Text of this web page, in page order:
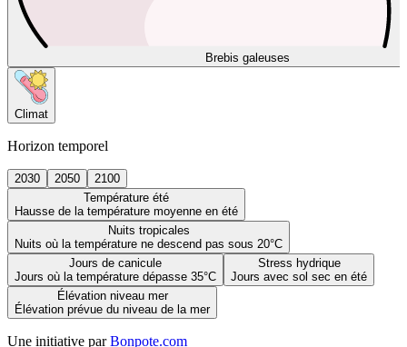
Brebis galeuses
Climat
Horizon temporel
2030 2050
2100
Température été
Hausse de la température moyenne en été
Nuits tropicales
Nuits où la température ne descend pas sous 20°C
Jours de canicule
Jours où la température dépasse 35°C
Stress hydrique
Jours avec sol sec en été
Élévation niveau mer
Élévation prévue du niveau de la mer
Une initiative par Bonpote.com